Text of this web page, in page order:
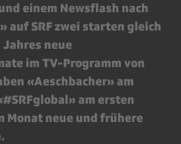
einem Newsflash nach
auf SRF zwei starten gleich
neue
im TV-Programm von
«Aeschbacher» am
am ersten
Monat neue und frühere